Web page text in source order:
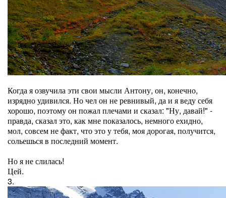
Когда я озвучила эти свои мысли Антону, он, конечно,
изрядно удивился. Но чел он не ревнивый, да и я веду себя
хорошо, поэтому он пожал плечами и сказал: "Ну, давай!" -
правда, сказал это, как мне показалось, немного ехидно,
мол, совсем не факт, что это у тебя, моя дорогая, получится,
сольешься в последний момент.
Но я не слилась!
Цей.
3.